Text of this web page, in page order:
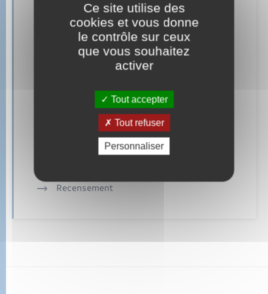
Retrouvez aussi
Concessions funéraires
Mariage – PACS
Recensement
Ce site utilise des
cookies et vous donne
le contrôle sur ceux
que vous souhaitez
activer
Tout accepter
Tout refuser
Personnaliser